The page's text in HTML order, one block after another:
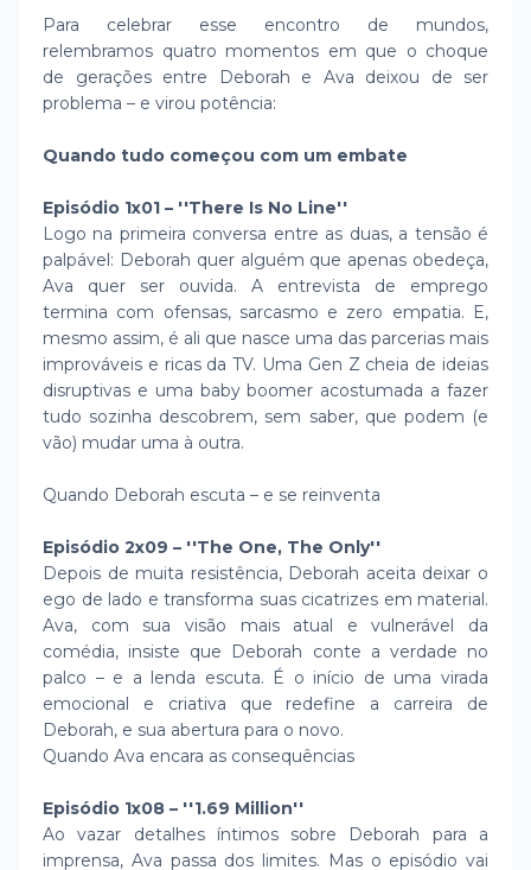
Para celebrar esse encontro de mundos,
relembramos quatro momentos em que o choque
de gerações entre Deborah e Ava deixou de ser
problema – e virou potência:
Quando tudo começou com um embate
Episódio 1x01 – ''There Is No Line''
Logo na primeira conversa entre as duas, a tensão é
palpável: Deborah quer alguém que apenas obedeça,
Ava quer ser ouvida. A entrevista de emprego
termina com ofensas, sarcasmo e zero empatia. E,
mesmo assim, é ali que nasce uma das parcerias mais
improváveis e ricas da TV. Uma Gen Z cheia de ideias
disruptivas e uma baby boomer acostumada a fazer
tudo sozinha descobrem, sem saber, que podem (e
vão) mudar uma à outra.
Quando Deborah escuta – e se reinventa
Episódio 2x09 – ''The One, The Only''
Depois de muita resistência, Deborah aceita deixar o
ego de lado e transforma suas cicatrizes em material.
Ava, com sua visão mais atual e vulnerável da
comédia, insiste que Deborah conte a verdade no
palco – e a lenda escuta. É o início de uma virada
emocional e criativa que redefine a carreira de
Deborah, e sua abertura para o novo.
Quando Ava encara as consequências
Episódio 1x08 – ''1.69 Million''
Ao vazar detalhes íntimos sobre Deborah para a
imprensa, Ava passa dos limites. Mas o episódio vai